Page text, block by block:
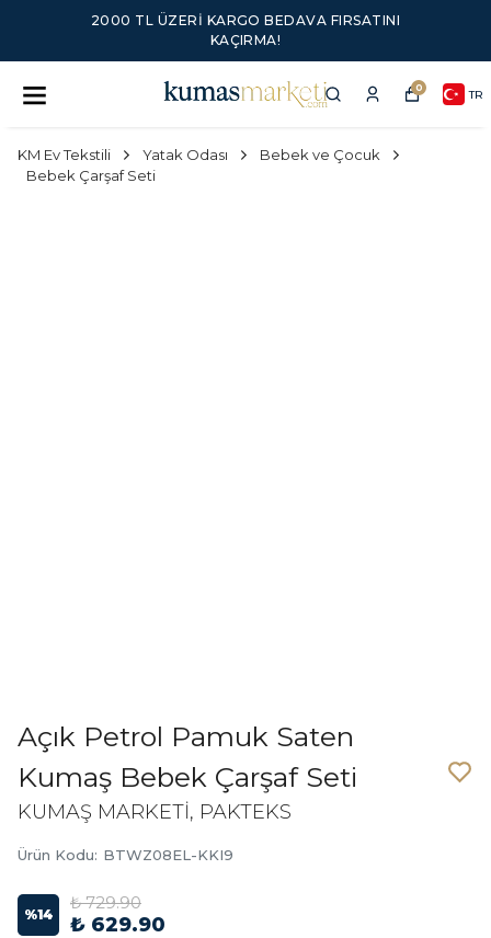
2000 TL ÜZERI KARGO BEDAVA FIRSATINI
KAÇIRMA!
0 TR
KM Ev Tekstili Yatak Odası
Bebek ve Çocuk
Bebek Çarşaf Seti
Açık Petrol Pamuk Saten
Kumaş Bebek Çarşaf Seti
KUMAŞ MARKETİ, PAKTEKS
Ürün Kodu: BTWZ08EL-KKI9
%14
₺ 729.90
₺ 629.90